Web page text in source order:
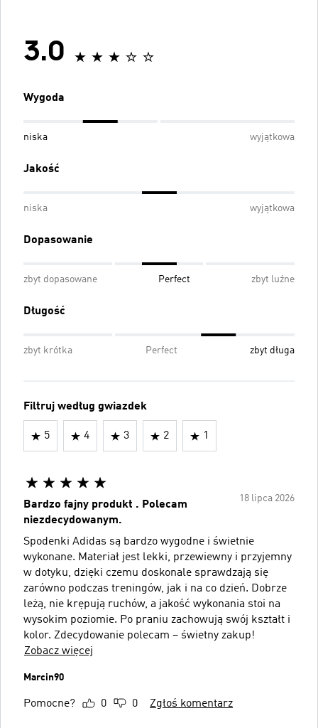
3.0
Wygoda
niska wyjątkowa
Jakość
niska wyjątkowa
Dopasowanie
zbyt dopasowane Perfect zbyt luźne
Długość
zbyt krótka Perfect zbyt długa
Filtruj według gwiazdek
5 4 3 2 1
18 lipca 2026
Bardzo fajny produkt . Polecam
niezdecydowanym.
Spodenki Adidas są bardzo wygodne i świetnie
wykonane. Materiał jest lekki, przewiewny i przyjemny
w dotyku, dzięki czemu doskonale sprawdzają się
zarówno podczas treningów, jak i na co dzień. Dobrze
leżą, nie krępują ruchów, a jakość wykonania stoi na
wysokim poziomie. Po praniu zachowują swój kształt i
kolor. Zdecydowanie polecam – świetny zakup!
Zobacz więcej
Marcin90
Pomocne? 0 0 Zgłoś komentarz